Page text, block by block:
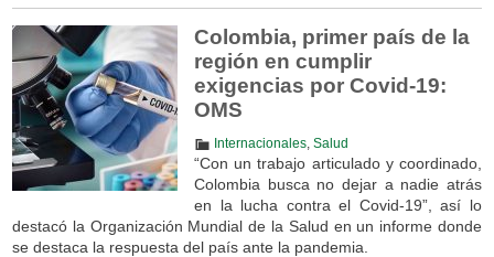
Colombia, primer país de la
región en cumplir
exigencias por Covid-19:
OMS
Internacionales, Salud
“Con un trabajo articulado y coordinado,
Colombia busca no dejar a nadie atrás
en la lucha contra el Covid-19”, así lo
destacó la Organización Mundial de la Salud en un informe donde
se destaca la respuesta del país ante la pandemia.